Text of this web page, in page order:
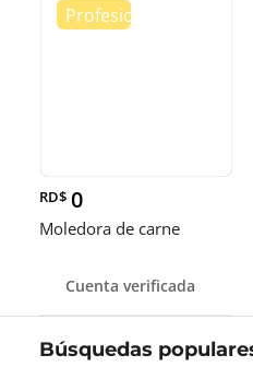
RD$ 0
Moledora de carne
Cuenta verificada
Búsquedas